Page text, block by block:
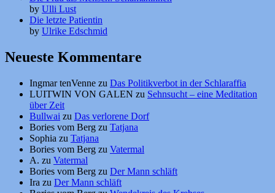
by Ulli Lust
Die letzte Patientin
by Ulrike Edschmid
Neueste Kommentare
Ingmar tenVenne zu Das Politikverbot in der Schlaraffia
LUITWIN VON GALEN zu Sehnsucht – eine Meditation
über Zeit
Bullwai zu Das verlorene Dorf
Bories vom Berg zu Tatjana
Sophia zu Tatjana
Bories vom Berg zu Vatermal
A. zu Vatermal
Bories vom Berg zu Der Mann schläft
Ira zu Der Mann schläft